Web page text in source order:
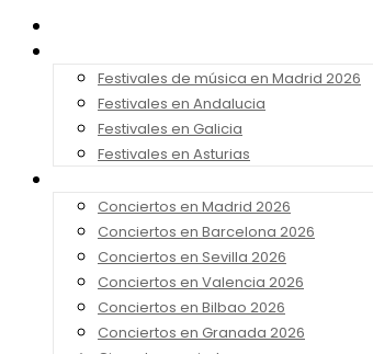
Festivales de música en Madrid 2026
Festivales en Andalucia
Festivales en Galicia
Festivales en Asturias
Conciertos en Madrid 2026
Conciertos en Barcelona 2026
Conciertos en Sevilla 2026
Conciertos en Valencia 2026
Conciertos en Bilbao 2026
Conciertos en Granada 2026